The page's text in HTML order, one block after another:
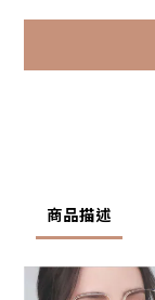
商品描述